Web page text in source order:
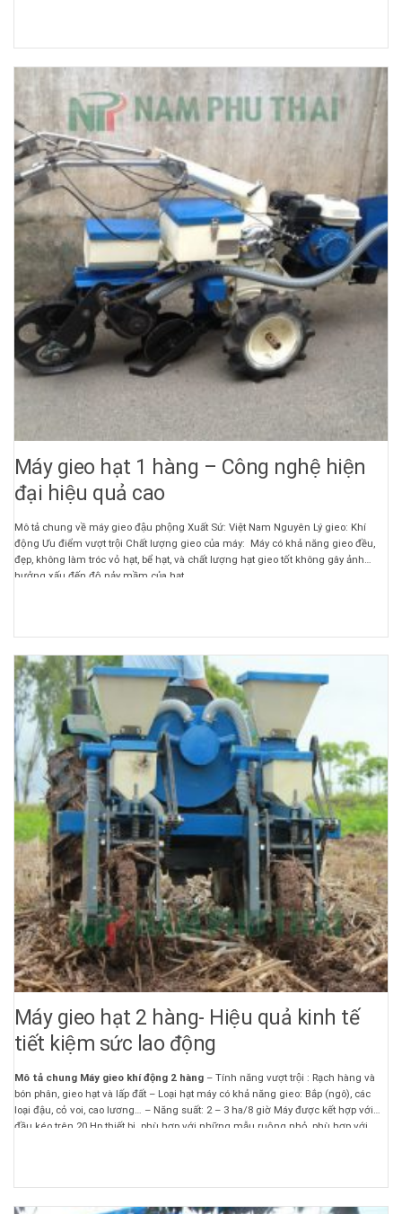
Xuân, TP.Hà Nội Hotline: 0932 266 158
Máy gieo hạt 1 hàng – Công nghệ hiện
đại hiệu quả cao
Mô tả chung về máy gieo đậu phộng Xuất Sứ: Việt Nam Nguyên Lý gieo: Khí
động Ưu điểm vượt trội Chất lượng gieo của máy: Máy có khả năng gieo đều,
đẹp, không làm tróc vỏ hạt, bể hạt, và chất lượng hạt gieo tốt không gây ảnh
hưởng xấu đến độ nảy mầm của hạt. ...
Máy gieo hạt 2 hàng- Hiệu quả kinh tế
tiết kiệm sức lao động
Mô tả chung Máy gieo khí động 2 hàng– Tính năng vượt trội : Rạch hàng và
bón phân, gieo hạt và lấp đất – Loại hạt máy có khả năng gieo: Bắp (ngô), các
loại đậu, cỏ voi, cao lương… – Năng suất: 2 – 3 ha/8 giờ Máy được kết hợp với
đầu kéo trên 20 Hp.thiết bị phù hợp với những mẫu ruộng nhỏ, phù hợp với